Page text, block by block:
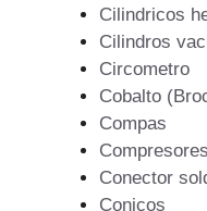
Cilindricos
Cilindros
Circometro
Cobalto
Compas
Conector
Conicos